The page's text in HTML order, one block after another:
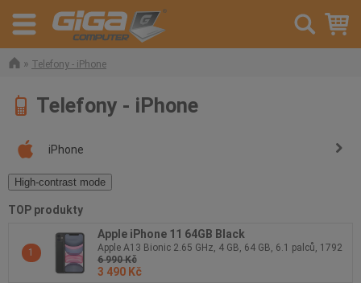
» Telefony - iPhone
Telefony - iPhone
iPhone
High-contrast mode
TOP produkty
1
Apple iPhone 11 64GB Black
Apple A13 Bionic 2.65 GHz, 4 GB, 64 GB, 6.1 palců, 1792
x 828 px, Dotykový, Apple iOS 17, 1xLightning, 194 g,
3110 mAh
6 990 Kč
3 490 Kč